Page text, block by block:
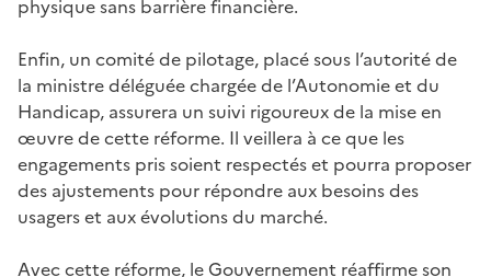
physique sans barrière financière.
Enfin, un comité de pilotage, placé sous l’autorité de
la ministre déléguée chargée de l’Autonomie et du
Handicap, assurera un suivi rigoureux de la mise en
œuvre de cette réforme. Il veillera à ce que les
engagements pris soient respectés et pourra proposer
des ajustements pour répondre aux besoins des
usagers et aux évolutions du marché.
Avec cette réforme, le Gouvernement réaffirme son